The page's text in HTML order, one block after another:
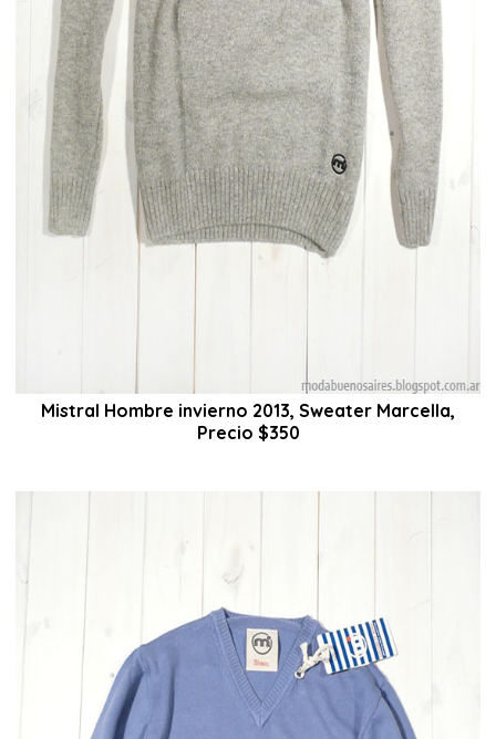
Mistral Hombre invierno 2013, Sweater Marcella,
Precio $350